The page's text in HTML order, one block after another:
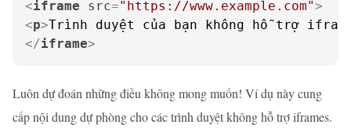
<iframe src="https://www.example.com">
<p>Trình duyệt của bạn không hỗ trợ
</iframe>
Luôn dự đoán những điều không mong muốn! Ví dụ này cung
cấp nội dung dự phòng cho các trình duyệt không hỗ trợ iframes.